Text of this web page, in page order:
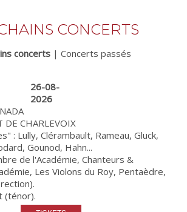
CONCERTS
concerts | Concerts passés
26-08-
2026
DE CHARLEVOIX
: Lully, Clérambault, Rameau, Gluck,
Gounod, Hahn...
de l'Académie, Chanteurs &
Les Violons du Roy, Pentaèdre,
(ténor).